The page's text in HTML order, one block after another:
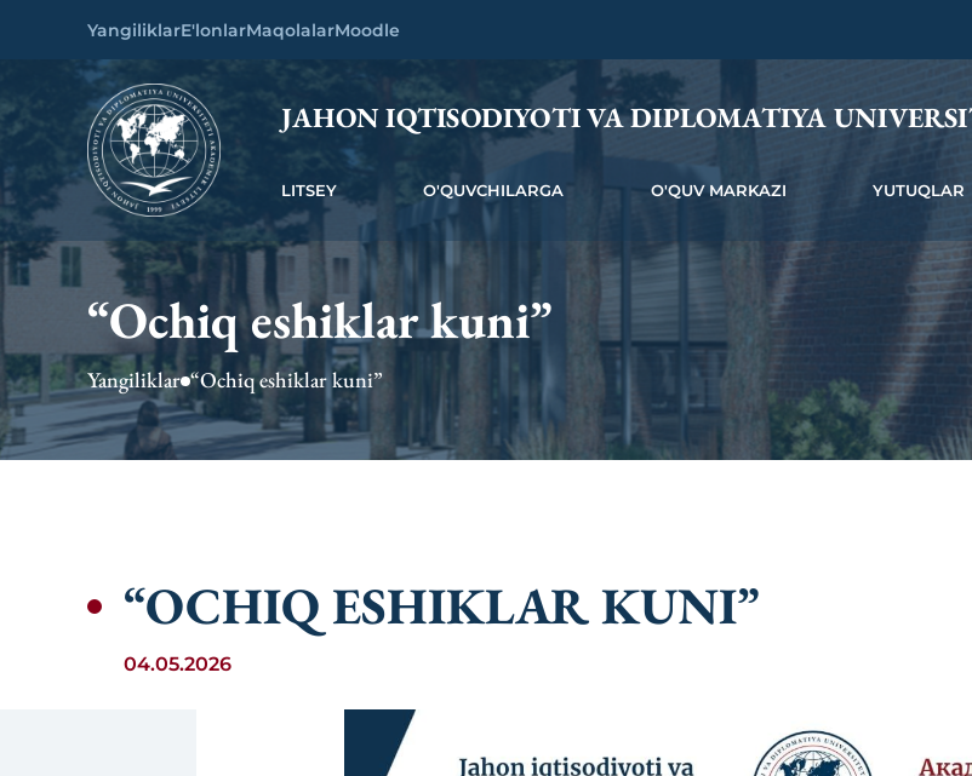
YangiliklarE'lonlarMaqolalarMoodle
JAHON IQTISODIYOTI VA DIPLOMATIYA
LITSEY O'QUVCHILARGA O'QUV MARKAZI YUTUQLAR
“Ochiq eshiklar kuni”
Yangiliklar “Ochiq eshiklar kuni”
“OCHIQ ESHIKLAR KUNI”
04.05.2026